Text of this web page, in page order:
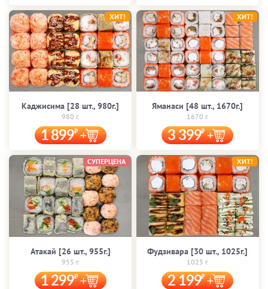
Каджисима [28 шт., 980г.]
980 г.
1 899
ХИТ!
Яманаси [48 шт., 1670г.]
1670 г.
3 399
ХИТ!
Атакай [26 шт., 955г.]
955 г.
1 299
СУПЕРЦЕНА
Фудзивара [30 шт., 1025г.]
1025 г.
2 199
ХИТ!